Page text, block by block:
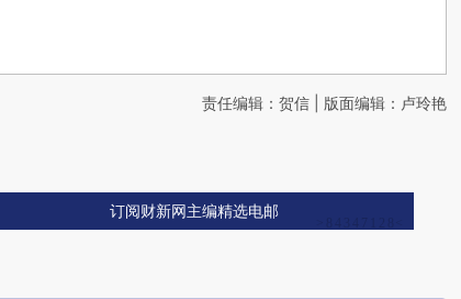
责任编辑：贺信 | 版面编辑：卢玲艳
订阅财新网主编精选电邮